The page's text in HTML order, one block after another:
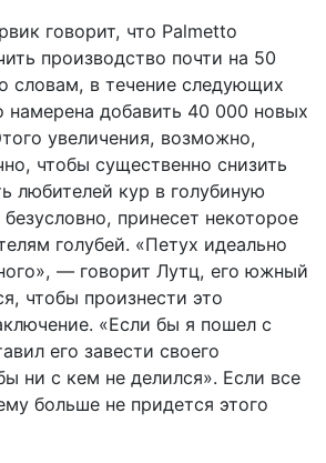
говорит, что Palmetto
производство почти на 50
словам, в течение следующих
намерена добавить 40 000 новых
увеличения, возможно,
чтобы существенно снизить
любителей кур в голубиную
принесет некоторое
голубей. «Петух идеально
— говорит Лутц, его южный
чтобы произнести это
«Если бы я пошел с
его завести своего
ни с кем не делился». Если все
больше не придется этого